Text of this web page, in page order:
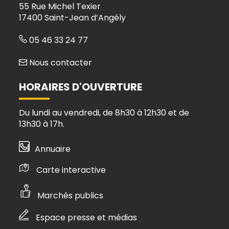
55 Rue Michel Texier
17400 Saint-Jean d’Angély
05 46 33 24 77
Nous contacter
HORAIRES D'OUVERTURE
Du lundi au vendredi, de 8h30 à 12h30 et de
13h30 à 17h.
Annuaire
Carte interactive
Marchés publics
Espace presse et médias